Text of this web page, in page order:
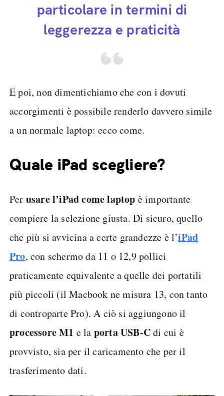
particolare in termini di
leggerezza e praticità
E poi, non dimentichiamo che con i dovuti
accorgimenti è possibile renderlo davvero simile
a un normale laptop: ecco come.
Quale iPad scegliere?
Per usare l’iPad come laptop è importante
compiere la selezione giusta. Di sicuro, quello
che più si avvicina a certe grandezze è l’iPad
Pro, con schermo da 11 o 12,9 pollici
praticamente equivalente a quelle dei portatili
più piccoli (il Macbook ne misura 13, con tanto
di controparte Pro). A ciò si aggiungono il
processore M1 e la porta USB-Cdi cui è
provvisto, sia per il caricamento che per il
trasferimento dati.